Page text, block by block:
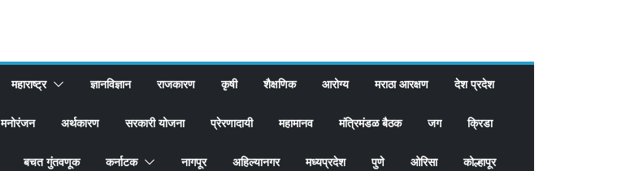
महाराष्ट्र ज्ञानविज्ञान राजकारण कृषी शैक्षणिक आरोग्य मराठा आरक्षण देश प्रदेश
मनोरंजन अर्थकारण सरकारी योजना प्रेरणादायी महामानव मंत्रिमंडळ बैठक जग क्रिडा
बचत गुंतवणूक कर्नाटक नागपूर अहिल्यानगर मध्यप्रदेश पुणे ओरिसा कोल्हापूर